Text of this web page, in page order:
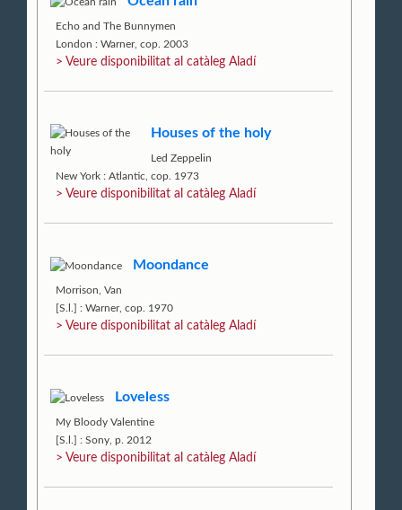
Echo and The Bunnymen
London : Warner, cop. 2003
> Veure disponibilitat al catàleg Aladí
Houses of the holy
Led Zeppelin
New York : Atlantic, cop. 1973
> Veure disponibilitat al catàleg Aladí
Moondance
Morrison, Van
[S.l.] : Warner, cop. 1970
> Veure disponibilitat al catàleg Aladí
Loveless
My Bloody Valentine
[S.l.] : Sony, p. 2012
> Veure disponibilitat al catàleg Aladí